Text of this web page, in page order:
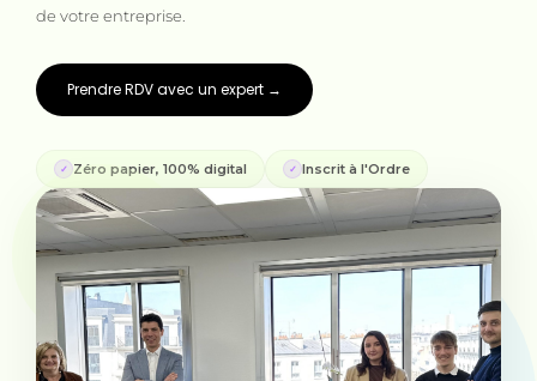
de votre entreprise.
Prendre RDV avec un expert →
✓ Zéro papier, 100% digital ✓ Inscrit à l'Ordre